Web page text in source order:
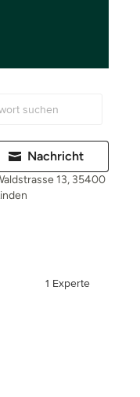
Nachricht
13, 35400
1 Experte